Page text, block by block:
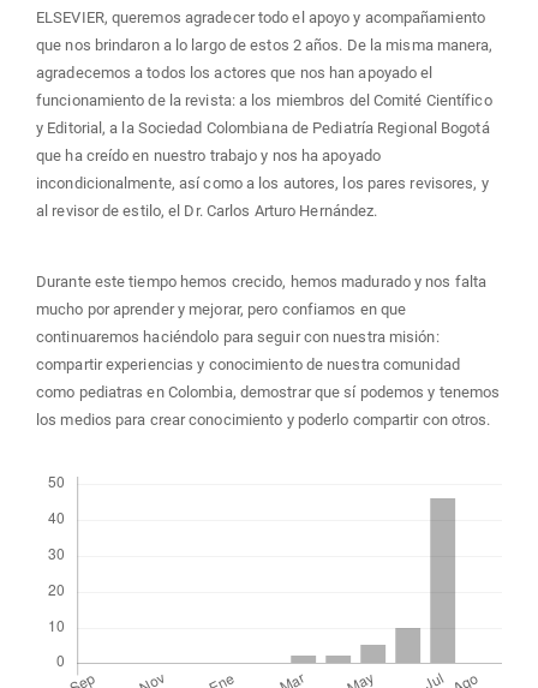
ELSEVIER, queremos agradecer todo el apoyo y acompañamiento
que nos brindaron a lo largo de estos 2 años. De la misma manera,
agradecemos a todos los actores que nos han apoyado el
funcionamiento de la revista: a los miembros del Comité Científico
y Editorial, a la Sociedad Colombiana de Pediatría Regional Bogotá
que ha creído en nuestro trabajo y nos ha apoyado
incondicionalmente, así como a los autores, los pares revisores, y
al revisor de estilo, el Dr. Carlos Arturo Hernández.
Durante este tiempo hemos crecido, hemos madurado y nos falta
mucho por aprender y mejorar, pero confiamos en que
continuaremos haciéndolo para seguir con nuestra misión:
compartir experiencias y conocimiento de nuestra comunidad
como pediatras en Colombia, demostrar que sí podemos y tenemos
los medios para crear conocimiento y poderlo compartir con otros.